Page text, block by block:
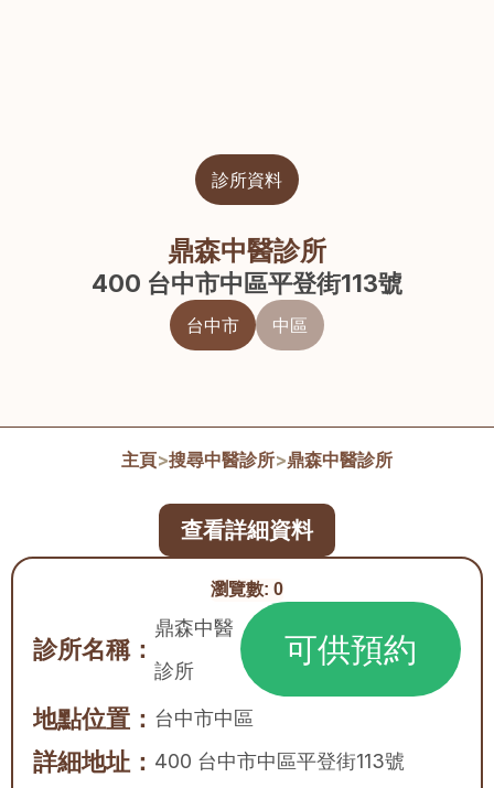
診所資料
鼎森中醫診所
400 台中市中區平登街113號
台中市 中區
主頁>搜尋中醫診所>鼎森中醫診所
瀏覽數: 0
診所名稱：
鼎森中醫
診所
可供預約
地點位置： 台中市中區
詳細地址： 400 台中市中區平登街113號
查看詳細資料